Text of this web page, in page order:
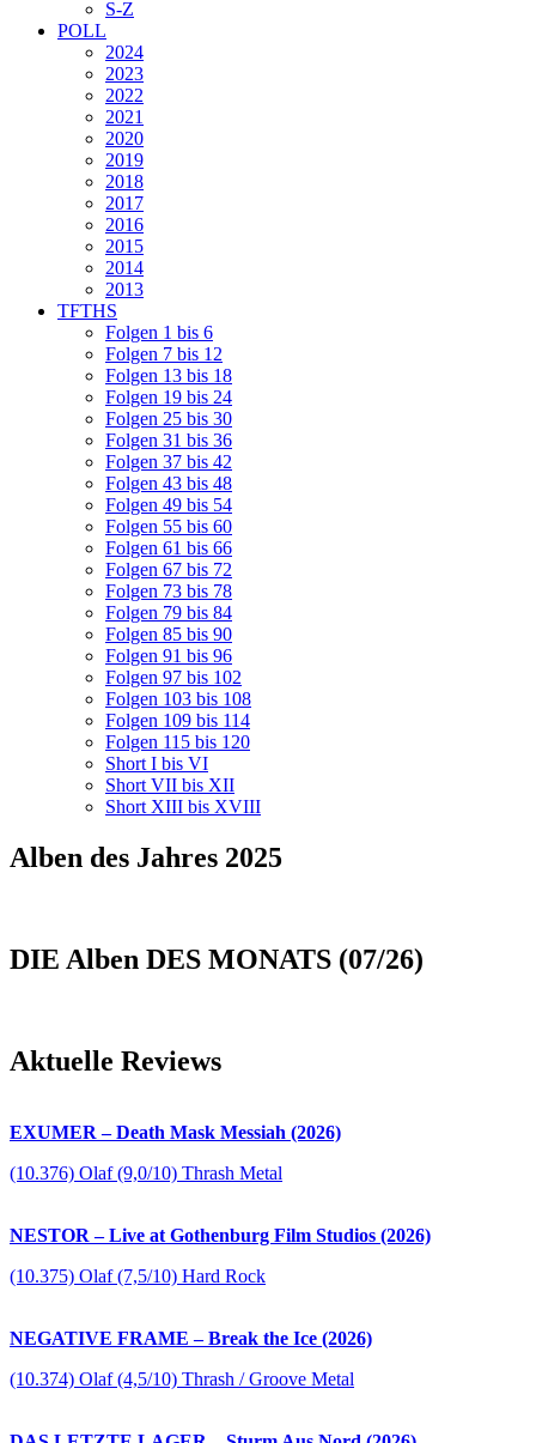
S-Z
POLL
2024
2023
2022
2021
2020
2019
2018
2017
2016
2015
2014
2013
TFTHS
Folgen 1 bis 6
Folgen 7 bis 12
Folgen 13 bis 18
Folgen 19 bis 24
Folgen 25 bis 30
Folgen 31 bis 36
Folgen 37 bis 42
Folgen 43 bis 48
Folgen 49 bis 54
Folgen 55 bis 60
Folgen 61 bis 66
Folgen 67 bis 72
Folgen 73 bis 78
Folgen 79 bis 84
Folgen 85 bis 90
Folgen 91 bis 96
Folgen 97 bis 102
Folgen 103 bis 108
Folgen 109 bis 114
Folgen 115 bis 120
Short I bis VI
Short VII bis XII
Short XIII bis XVIII
Alben des Jahres 2025
DIE Alben DES MONATS (07/26)
Aktuelle Reviews
EXUMER – Death Mask Messiah (2026)
(10.376) Olaf (9,0/10) Thrash Metal
NESTOR – Live at Gothenburg Film Studios (2026)
(10.375) Olaf (7,5/10) Hard Rock
NEGATIVE FRAME – Break the Ice (2026)
(10.374) Olaf (4,5/10) Thrash / Groove Metal